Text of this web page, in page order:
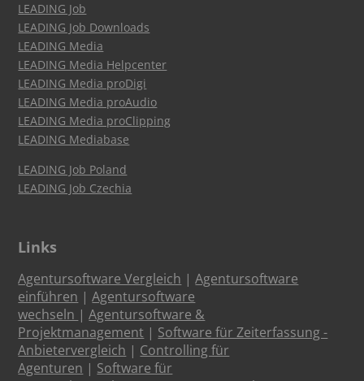
LEADING Job
LEADING Job Downloads
LEADING Media
LEADING Media Helpcenter
LEADING Media proDigi
LEADING Media proAudio
LEADING Media proClipping
LEADING Mediabase
LEADING Job Poland
LEADING Job Czechia
Links
Agentursoftware Vergleich |Agentursoftware
einführen |Agentursoftware
wechseln |Agentursoftware &
Projektmanagement | Software für Zeiterfassung -
Anbietervergleich | Controlling für
Agenturen | Software für